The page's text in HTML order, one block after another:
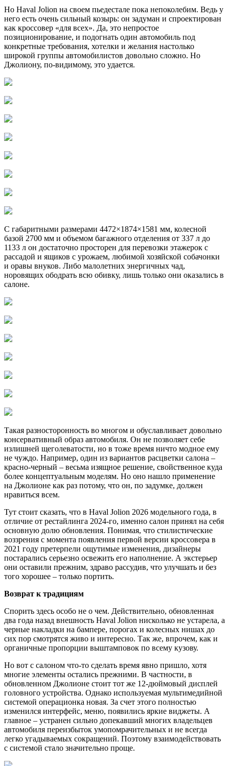
Но Haval Jolion на своем пьедестале пока непоколебим. Ведь у
него есть очень сильный козырь: он задуман и спроектирован
как кроссовер «для всех». Да, это непростое
позиционирование, и подогнать один автомобиль под
конкретные требования, хотелки и желания настолько
широкой группы автомобилистов довольно сложно. Но
Джолиону, по-видимому, это удается.
С габаритными размерами 4472×1874×1581 мм, колесной
базой 2700 мм и объемом багажного отделения от 337 л до
1133 л он достаточно просторен для перевозки этажерок с
рассадой и ящиков с урожаем, любимой хозяйской собачонки
и оравы внуков. Либо малолетних энергичных чад,
норовящих ободрать всю обивку, лишь только они оказались в
салоне.
Такая разносторонность во многом и обуславливает довольно
консервативный образ автомобиля. Он не позволяет себе
излишней щеголеватости, но в тоже время ничто модное ему
не чуждо. Например, один из вариантов расцветки салона –
красно-черный – весьма изящное решение, свойственное куда
более концептуальным моделям. Но оно нашло применение
на Джолионе как раз потому, что он, по задумке, должен
нравиться всем.
Тут стоит сказать, что в Haval Jolion 2026 модельного года, в
отличие от рестайлинга 2024-го, именно салон принял на себя
основную долю обновления. Понимая, что стилистические
воззрения с момента появления первой версии кроссовера в
2021 году претерпели ощутимые изменения, дизайнеры
постарались серьезно освежить его наполнение. А экстерьер
они оставили прежним, здраво рассудив, что улучшать и без
того хорошее – только портить.
Возврат к традициям
Спорить здесь особо не о чем. Действительно, обновленная
два года назад внешность Haval Jolion нисколько не устарела, а
черные накладки на бампере, порогах и колесных нишах до
сих пор смотрятся живо и интересно. Так же, впрочем, как и
органичные пропорции выштамповок по всему кузову.
Но вот с салоном что-то сделать время явно пришло, хотя
многие элементы остались прежними. В частности, в
обновленном Джолионе стоит тот же 12-дюймовый дисплей
головного устройства. Однако используемая мультимедийной
системой операционка новая. За счет этого полностью
изменился интерфейс, меню, появились яркие виджеты. А
главное – устранен сильно допекавший многих владельцев
автомобиля переизбыток умопомрачительных и не всегда
легко угадываемых сокращений. Поэтому взаимодействовать
с системой стало значительно проще.